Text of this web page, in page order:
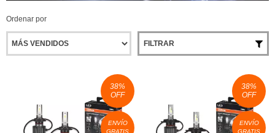
Ordenar por
FILTRAR
38%
OFF
ENVÍO
GRATIS
38%
OFF
ENVÍO
GRATIS